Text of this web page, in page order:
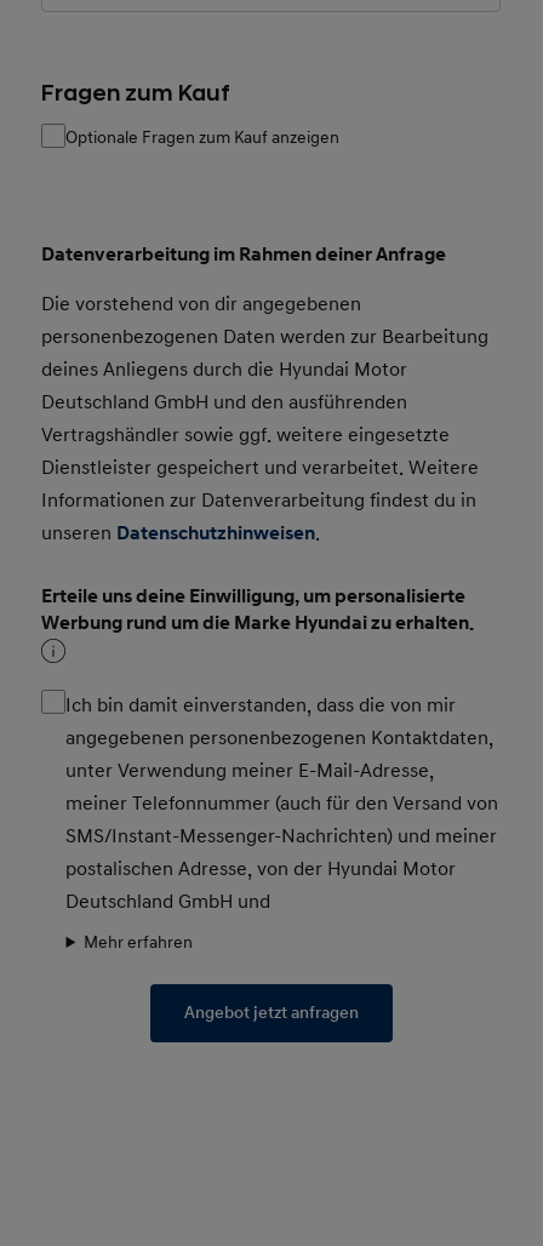
Fragen zum Kauf
Optionale Fragen zum Kauf anzeigen
Datenverarbeitung im Rahmen deiner Anfrage
Die vorstehend von dir angegebenen
personenbezogenen Daten werden zur Bearbeitung
deines Anliegens durch die Hyundai Motor
Deutschland GmbH und den ausführenden
Vertragshändler sowie ggf. weitere eingesetzte
Dienstleister gespeichert und verarbeitet. Weitere
Informationen zur Datenverarbeitung findest du in
unseren Datenschutzhinweisen.
Erteile uns deine Einwilligung, um personalisierte
Werbung rund um die Marke Hyundai zu erhalten.
Ich bin damit einverstanden, dass die von mir
angegebenen personenbezogenen Kontaktdaten,
unter Verwendung meiner E-Mail-Adresse,
meiner Telefonnummer (auch für den Versand von
SMS/Instant-Messenger-Nachrichten) und meiner
postalischen Adresse, von der Hyundai Motor
Deutschland GmbH und
Mehr erfahren
Angebot jetzt anfragen